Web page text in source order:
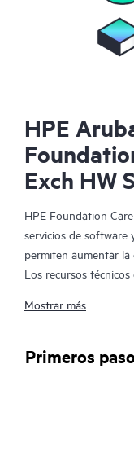
HPE
Exch HW
HPE Foundation
servicios de software
permiten aumentar
Los recursos
software de tus
La sustitución de
de piezas rápido y
Hewlett Packard
Mostrar más
Primeros